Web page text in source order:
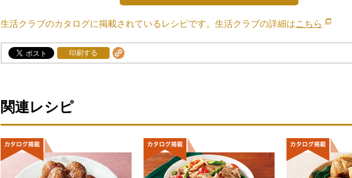
生活クラブのカタログに掲載されているレシピです。生活クラブの詳細はこちら 別の
印刷する
関連レシピ